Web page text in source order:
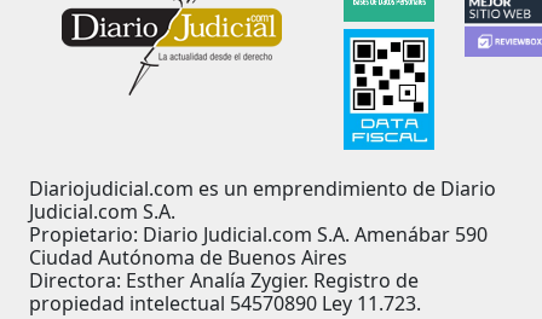
Diariojudicial.com es un emprendimiento de Diario
Judicial.com S.A.
Propietario: Diario Judicial.com S.A. Amenábar 590
Ciudad Autónoma de Buenos Aires
Directora: Esther Analía Zygier. Registro de
propiedad intelectual 54570890 Ley 11.723.